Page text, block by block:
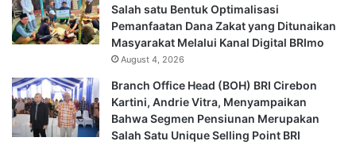
Salah satu Bentuk Optimalisasi
Pemanfaatan Dana Zakat yang Ditunaikan
Masyarakat Melalui Kanal Digital BRImo
August 4, 2026
Branch Office Head (BOH) BRI Cirebon
Kartini, Andrie Vitra, Menyampaikan
Bahwa Segmen Pensiunan Merupakan
Salah Satu Unique Selling Point BRI